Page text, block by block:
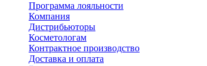
Программа лояльности
Компания
Дистрибьюторы
Косметологам
Контрактное производство
Доставка и оплата